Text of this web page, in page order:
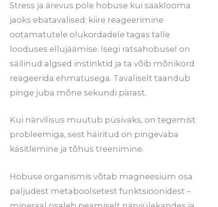
Stress ja ärevus pole hobuse kui saaklooma
jaoks ebatavalised: kiire reageerimine
ootamatutele olukordadele tagas talle
looduses ellujäämise. Isegi ratsahobusel on
säilinud algsed instinktid ja ta võib mõnikord
reageerida ehmatusega. Tavaliselt taandub
pinge juba mõne sekundi pärast.
Kui närvilisus muutub püsivaks, on tegemist
probleemiga, sest häiritud on pingevaba
käsitlemine ja tõhus treenimine.
Hobuse organismis võtab magneesium osa
paljudest metaboolsetest funktsioonidest –